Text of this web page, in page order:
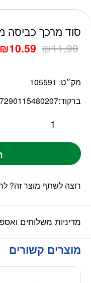
סוד מרכך כביסה מרוכז 900 מ”ל
₪11.90
₪10.59
מק״ט: 105591
ברקוד:7290115480207
כמות סוד מרכך כביסה מרוכז 900 מ"ל
מדיניות משלוחים
רוצה לשתף מוצר זה?
מוצרים קשורים